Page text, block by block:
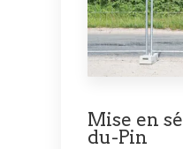
Mise en
du-Pin